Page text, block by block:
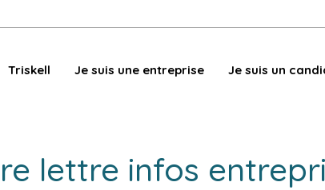
Triskell Je suis une entreprise Je suis un
lettre infos